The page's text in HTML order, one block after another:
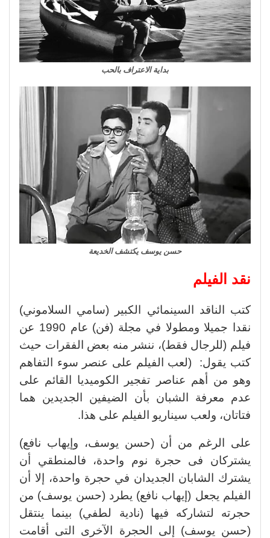
بداية الاعتراف بالحب
حسن يوسف يكتشف الخديعة
نقد الفيلم
كتب الناقد السينمائي الكبير (سامي السلاموني)
نقدا جميلا ومطولا في مجلة (فن) عام 1990 عن
فيلم (للرجال فقط)، ننشر منه بعض الفقرات حيث
كتب يقول: (لعب الفيلم على عنصر سوء التفاهم
وهو من أهم عناصر تفجير الكوميديا القائم على
عدم معرفة الشبان بأن الضيفين الجديدين هما
فتاتان، ولعب سيناريو الفيلم على هذا.
على الرغم من أن (حسن يوسف، وإيهاب نافع)
يشتركان فى حجرة نوم واحدة، فالمنطقي أن
يشترك الشابان الجديدان في حجرة واحدة، إلا أن
الفيلم يجعل (إيهاب نافع) يطرد (حسن يوسف) من
حجرته لتشاركه فيها (نادية لطفي) بينما ينتقل
(حسن يوسف) إلى الحجرة الآخرى التى أقامت